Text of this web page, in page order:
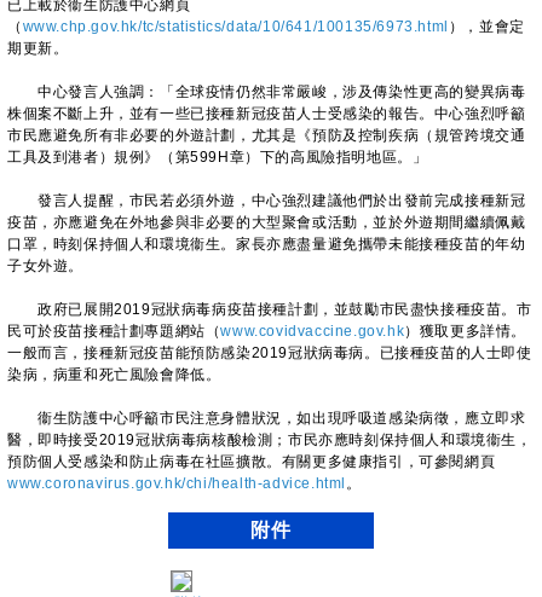
已上載於衞生防護中心網頁
（ www.chp.gov.hk/tc/statistics/data/10/641/100135/6973.html ），並會定
期更新。
中心發言人強調：「全球疫情仍然非常嚴峻，涉及傳染性更高的變異病毒
株個案不斷上升，並有一些已接種新冠疫苗人士受感染的報告。中心強烈呼籲
市民應避免所有非必要的外遊計劃，尤其是《預防及控制疾病（規管跨境交通
工具及到港者）規例》（第599H章）下的高風險指明地區。」
發言人提醒，市民若必須外遊，中心強烈建議他們於出發前完成接種新冠
疫苗，亦應避免在外地參與非必要的大型聚會或活動，並於外遊期間繼續佩戴
口罩，時刻保持個人和環境衞生。家長亦應盡量避免攜帶未能接種疫苗的年幼
子女外遊。
政府已展開2019冠狀病毒病疫苗接種計劃，並鼓勵市民盡快接種疫苗。市
民可於疫苗接種計劃專題網站（www.covidvaccine.gov.hk）獲取更多詳情。
一般而言，接種新冠疫苗能預防感染2019冠狀病毒病。已接種疫苗的人士即使
染病，病重和死亡風險會降低。
衞生防護中心呼籲市民注意身體狀況，如出現呼吸道感染病徵，應立即求
醫，即時接受2019冠狀病毒病核酸檢測；市民亦應時刻保持個人和環境衞生，
預防個人受感染和防止病毒在社區擴散。有關更多健康指引，可參閱網頁
www.coronavirus.gov.hk/chi/health-advice.html 。
附件